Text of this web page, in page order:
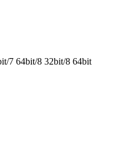
7 64bit/8 32bit/8 64bit